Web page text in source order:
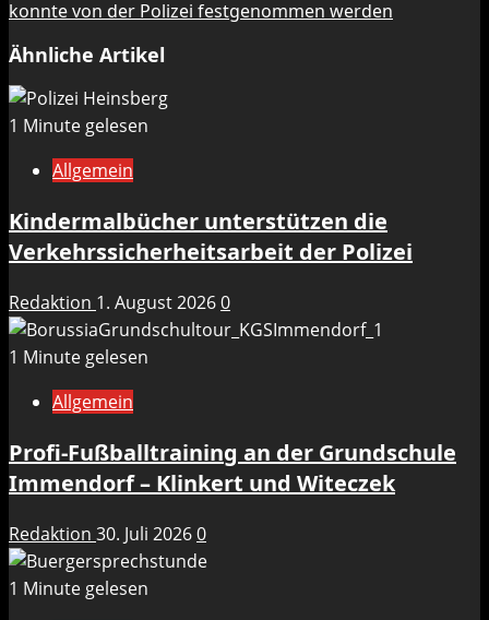
konnte von der Polizei festgenommen werden
Ähnliche Artikel
1 Minute gelesen
Allgemein
Kindermalbücher unterstützen die
Verkehrssicherheitsarbeit der Polizei
Redaktion 1. August 20260
1 Minute gelesen
Allgemein
Profi-Fußballtraining an der Grundschule
Immendorf – Klinkert und Witeczek
Redaktion 30. Juli 20260
1 Minute gelesen